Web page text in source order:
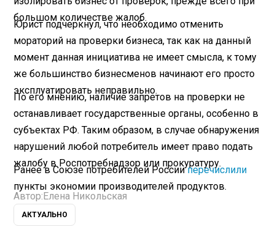
большом количестве жалоб.
Юрист подчеркнул, что необходимо отменить
мораторий на проверки бизнеса, так как на данный
момент данная инициатива не имеет смысла, к тому
же большинство бизнесменов начинают его просто
эксплуатировать неправильно.
По его мнению, наличие запретов на проверки не
останавливает государственные органы, особенно в
субъектах РФ. Таким образом, в случае обнаружения
нарушений любой потребитель имеет право подать
жалобу в Роспотребнадзор или прокуратуру.
Ранее в Союзе потребителей Россииперечислили
пункты экономии производителей продуктов.
Автор: Елена Никольская
АКТУАЛЬНО